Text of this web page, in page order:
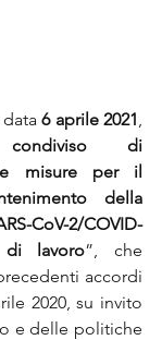
data 6 aprile 2021,
condiviso di
misure per il
della
CoV-2/COVID-
lavoro”, che
accordi
2020, su invito
e delle politiche